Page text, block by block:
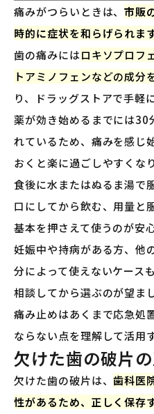
痛みがつらいときは、市販
時的に症状を和らげられま
歯の痛みにはロキソプロフ
トアミノフェンなどの成分
り、ドラッグストアで手軽
薬が効き始めるまでには30
れているため、痛みを感じ
おくと楽に過ごしやすくな
食後に水またはぬるま湯で
口にしてから飲む、用量と
基本を押さえて使うのが安心
妊娠中や持病がある方、他
分によって使えないケース
相談してから選ぶのが望ま
痛み止めはあくまで応急処
ならない点を理解して活用
欠けた歯の破片
欠けた歯の破片は、歯科医
性があるため、正しく保存